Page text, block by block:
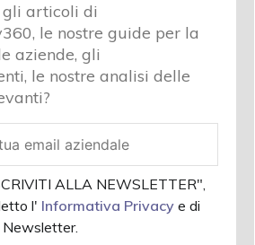
articoli di
le nostre guide per la
aziende, gli
le nostre analisi delle
ALLA NEWSLETTER",
l' Informativa Privacy e di
Newsletter.